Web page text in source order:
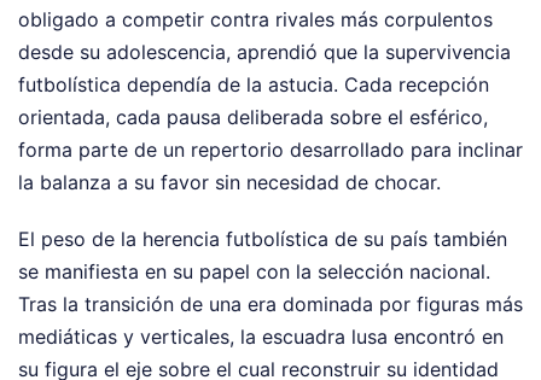
obligado a competir contra rivales más corpulentos
desde su adolescencia, aprendió que la supervivencia
futbolística dependía de la astucia. Cada recepción
orientada, cada pausa deliberada sobre el esférico,
forma parte de un repertorio desarrollado para inclinar
la balanza a su favor sin necesidad de chocar.
El peso de la herencia futbolística de su país también
se manifiesta en su papel con la selección nacional.
Tras la transición de una era dominada por figuras más
mediáticas y verticales, la escuadra lusa encontró en
su figura el eje sobre el cual reconstruir su identidad